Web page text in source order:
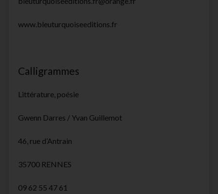
www.bleuturquoiseeditions.fr
Calligrammes
Littérature, poésie
Gwenn Darres / Yvan Guillemot
46, rue d’Antrain
35700 RENNES
09 62 55 47 61